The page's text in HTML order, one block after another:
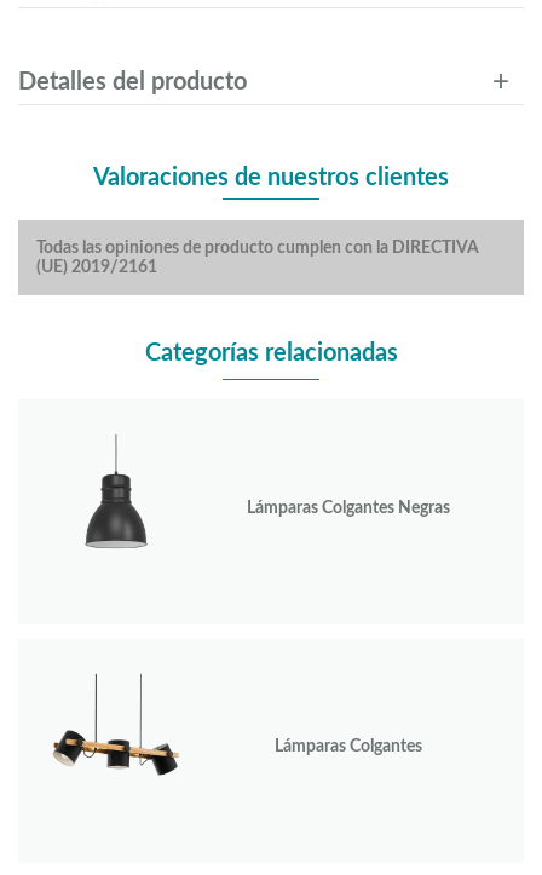
Detalles del producto
Valoraciones de nuestros clientes
Todas las opiniones de producto cumplen con la DIRECTIVA
(UE) 2019/2161
Categorías relacionadas
Lámparas Colgantes Negras
Lámparas Colgantes